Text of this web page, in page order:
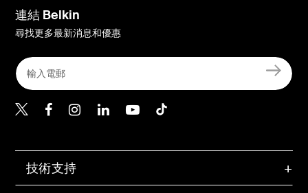
技術支持
連結 Belkin
尋找更多最新消息和優惠
Belkin Twitter
Belkin Hong Kong
Belkin Instagram
Belkin Hong Kong
Belkin Youtube
Belkin TikTok